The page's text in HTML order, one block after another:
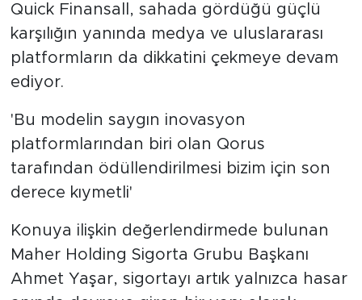
Quick Finansall, sahada gördüğü güçlü
karşılığın yanında medya ve uluslararası
platformların da dikkatini çekmeye devam
ediyor.
'Bu modelin saygın inovasyon
platformlarından biri olan Qorus
tarafından ödüllendirilmesi bizim için son
derece kıymetli'
Konuya ilişkin değerlendirmede bulunan
Maher Holding Sigorta Grubu Başkanı
Ahmet Yaşar, sigortayı artık yalnızca hasar